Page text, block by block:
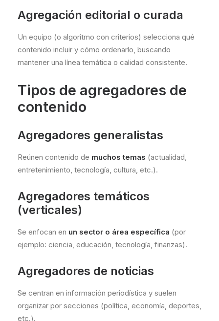
Agregación editorial o curada
Un equipo (o algoritmo con criterios) selecciona qué
contenido incluir y cómo ordenarlo, buscando
mantener una línea temática o calidad consistente.
Tipos de agregadores de
contenido
Agregadores generalistas
Reúnen contenido de muchos temas (actualidad,
entretenimiento, tecnología, cultura, etc.).
Agregadores temáticos
(verticales)
Se enfocan en un sector o área específica (por
ejemplo: ciencia, educación, tecnología, finanzas).
Agregadores de noticias
Se centran en información periodística y suelen
organizar por secciones (política, economía, deportes,
etc.).